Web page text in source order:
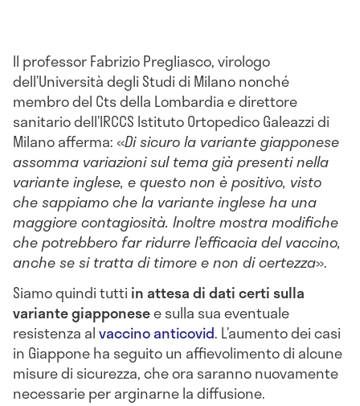
Il professor Fabrizio Pregliasco, virologo
dell’Università degli Studi di Milano nonché
membro del Cts della Lombardiae direttore
sanitario dell’IRCCS Istituto Ortopedico Galeazzi di
Milano afferma: «Di sicuro la variante giapponese
assomma variazioni sul tema già presenti nella
variante inglese, e questo non è positivo, visto
che sappiamo che la variante inglese ha una
maggiore contagiosità. Inoltre mostra modifiche
che potrebbero far ridurre l’efficacia del vaccino,
anche se si tratta di timore e non di certezza».
Siamo quindi tutti in attesa di dati certi sulla
variante giapponesee sulla sua eventuale
resistenza alvaccino anticovid. L’aumento dei casi
in Giappone ha seguito un affievolimento di alcune
misure di sicurezza, che ora saranno nuovamente
necessarie per arginarne la diffusione.